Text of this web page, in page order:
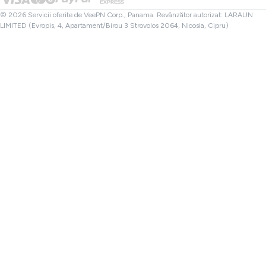
VPN Turcia
© 2026 Servicii oferite de VeePN Corp., Panama. Revânzător autorizat: LARAUN
LIMITED (Evropis, 4, Apartament/Birou 3 Strovolos 2064, Nicosia, Cipru)